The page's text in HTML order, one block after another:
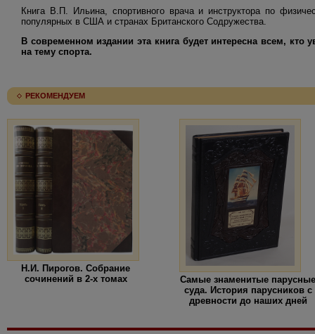
Книга В.П. Ильина, спортивного врача и инструктора по
популярных в США и странах Британского Содружества.
В современном издании эта книга будет интересна всем, кто
на тему спорта.
РЕКОМЕНДУЕМ
Н.И. Пирогов. Собрание
сочинений в 2-х томах
Самые знаменитые парусные
суда. История парусников с
древности до наших дней